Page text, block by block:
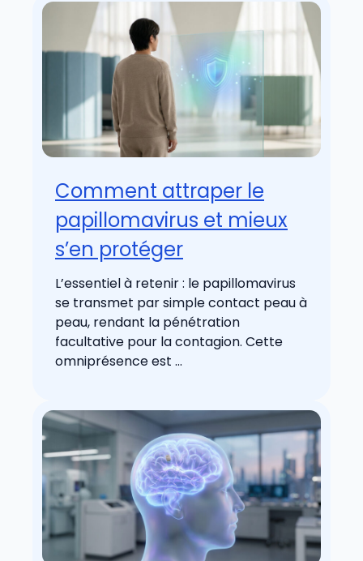
Comment attraper le
papillomavirus et mieux
s’en protéger
L’essentiel à retenir : le papillomavirus
se transmet par simple contact peau à
peau, rendant la pénétration
facultative pour la contagion. Cette
omniprésence est ...